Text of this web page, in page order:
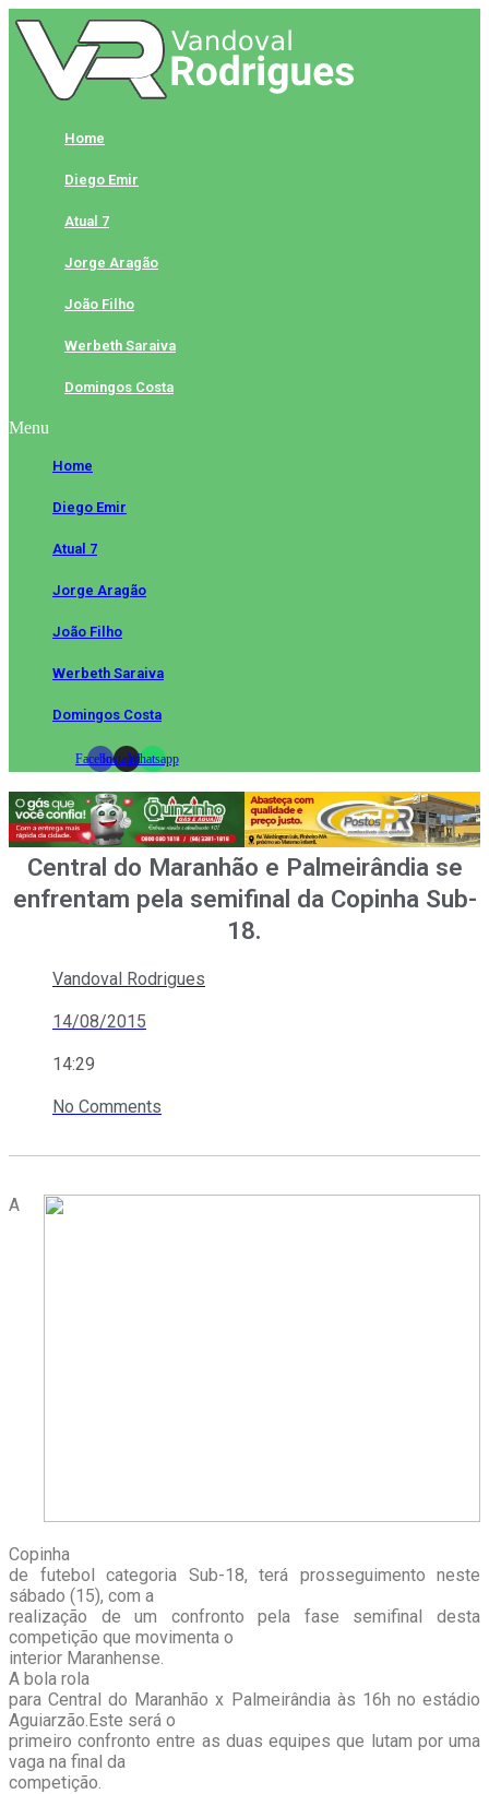
Skip
to
content
Home
Diego Emir
Atual 7
Jorge Aragão
João Filho
Werbeth Saraiva
Domingos Costa
Menu
Home
Diego Emir
Atual 7
Jorge Aragão
João Filho
Werbeth Saraiva
Domingos Costa
FacebookInstagramWhatsapp
Central do Maranhão e Palmeirândia se
enfrentam pela semifinal da Copinha Sub-
18.
Vandoval Rodrigues
14/08/2015
14:29
No Comments
A
Copinha
de futebol categoria Sub-18, terá prosseguimento neste
sábado (15), com a
realização de um confronto pela fase semifinal desta
competição que movimenta o
interior Maranhense.
A bola rola
para Central do Maranhão x Palmeirândia às 16h no estádio
Aguiarzão.Este será o
primeiro confronto entre as duas equipes que lutam por uma
vaga na final da
competição.